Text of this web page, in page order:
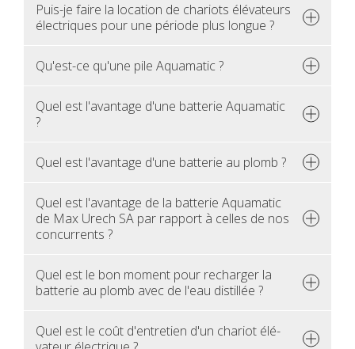
Puis-je faire la loca­tion de cha­riots élé­va­teurs
élec­triques pour une période plus longue ?
Qu'est-ce qu'une pile Aqua­ma­tic ?
Quel est l'avan­tage d'une bat­te­rie Aqua­ma­tic
?
Quel est l'avan­tage d'une bat­te­rie au plomb ?
Quel est l'avan­tage de la bat­te­rie Aqua­ma­tic
de Max Urech SA par rap­port à celles de nos
concur­rents ?
Quel est le bon moment pour rechar­ger la
bat­te­rie au plomb avec de l'eau dis­til­lée ?
Quel est le coût d'en­tre­tien d'un cha­riot élé­